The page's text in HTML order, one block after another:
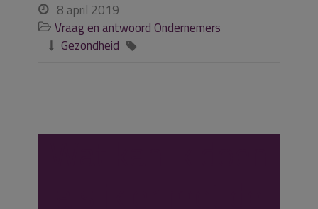
 8 april 2019
 Vraag en antwoord Ondernemers
 Gezondheid 